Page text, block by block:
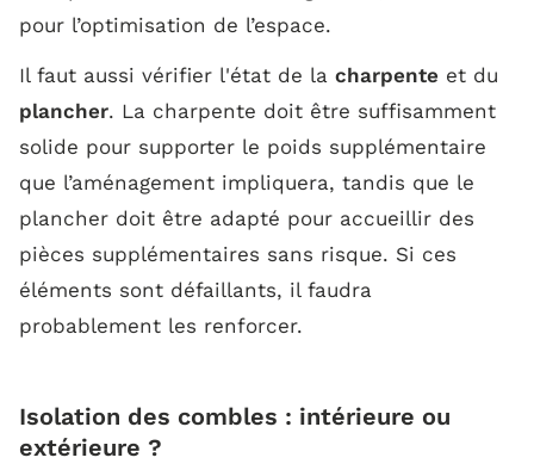
pour l’optimisation de l’espace.
Il faut aussi vérifier l'état de la charpente et du
plancher. La charpente doit être suffisamment
solide pour supporter le poids supplémentaire
que l’aménagement impliquera, tandis que le
plancher doit être adapté pour accueillir des
pièces supplémentaires sans risque. Si ces
éléments sont défaillants, il faudra
probablement les renforcer.
Isolation des combles : intérieure ou
extérieure ?